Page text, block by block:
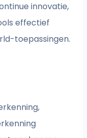
innovatie,
effectief
toepassingen.